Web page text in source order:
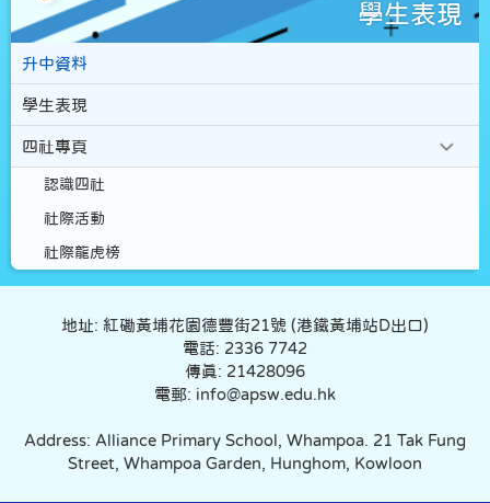
學生表現
升中資料
學生表現
四社專頁
認識四社
社際活動
社際龍虎榜
地址: 紅磡黃埔花園德豐街21號 (港鐵黃埔站D出口)
電話: 2336 7742
傳真: 21428096
電郵: info@apsw.edu.hk
Address: Alliance Primary School, Whampoa. 21 Tak Fung
Street, Whampoa Garden, Hunghom, Kowloon